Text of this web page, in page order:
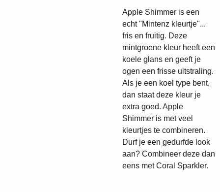
Apple Shimmer is een
echt "Mintenz kleurtje"...
fris en fruitig. Deze
mintgroene kleur heeft een
koele glans en geeft je
ogen een frisse uitstraling.
Als je een koel type bent,
dan staat deze kleur je
extra goed. Apple
Shimmer is met veel
kleurtjes te combineren.
Durf je een gedurfde look
aan? Combineer deze dan
eens met Coral Sparkler.